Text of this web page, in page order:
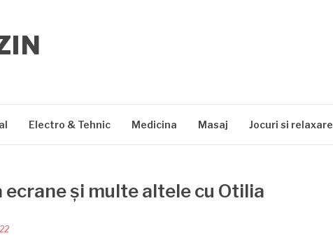
Electro & Tehnic Medicina Masaj Jocuri si relaxare
ecrane şi multe altele cu Otilia